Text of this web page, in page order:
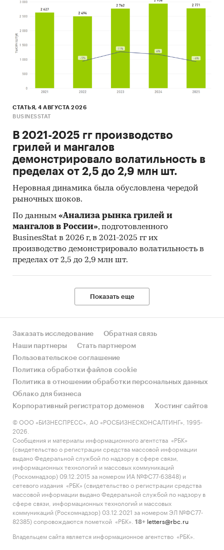
СТАТЬЯ, 4 АВГУСТА 2026
BUSINESSTAT
В 2021-2025 гг производство
грилей и мангалов
демонстрировало волатильность в
пределах от 2,5 до 2,9 млн шт.
Неровная динамика была обусловлена чередой
рыночных шоков.
По данным «Анализа рынка грилей и
мангалов в России», подготовленного
BusinesStat в 2026 г, в 2021-2025 гг их
производство демонстрировало волатильность в
пределах от 2,5 до 2,9 млн шт.
Показать еще
Заказать исследование
Обратная связь
Наши партнеры
Стать партнером
Пользовательское соглашение
Политика обработки файлов cookie
Политика в отношении обработки персональных данных
Облако для бизнеса
Корпоративный регистратор доменов
Хостинг сайтов
© ООО «БИЗНЕСПРЕСС», АО «РОСБИЗНЕСКОНСАЛТИНГ», 1995-
2026.
Сообщения и материалы информационного агентства «РБК»
(свидетельство о регистрации средства массовой информации
выдано Федеральной службой по надзору в сфере связи,
информационных технологий и массовых коммуникаций
(Роскомнадзор) 09.12.2015 за номером ИА №ФС77-63848) и
сетевого издания «РБК» (свидетельство о регистрации средства
массовой информации выдано Федеральной службой по надзору в
сфере связи, информационных технологий и массовых
коммуникаций (Роскомнадзор) 03.12.2021 за номером ЭЛ №ФС77-
82385) сопровождаются пометкой «РБК».
18+ letters@rbc.ru
Владельцем сайта является информационное агентство «РБК».